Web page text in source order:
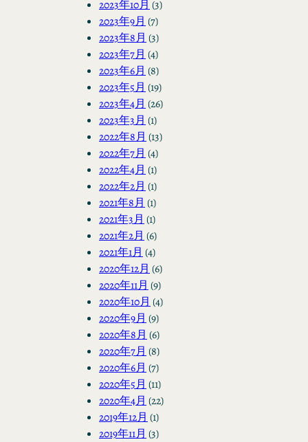
2023年10月 (3)
2023年9月 (7)
2023年8月 (3)
2023年7月 (4)
2023年6月 (8)
2023年5月 (19)
2023年4月 (26)
2023年3月 (1)
2022年8月 (13)
2022年7月 (4)
2022年4月 (1)
2022年2月 (1)
2021年8月 (1)
2021年3月 (1)
2021年2月 (6)
2021年1月 (4)
2020年12月 (6)
2020年11月 (9)
2020年10月 (4)
2020年9月 (9)
2020年8月 (6)
2020年7月 (8)
2020年6月 (7)
2020年5月 (11)
2020年4月 (22)
2019年12月 (1)
2019年11月 (3)